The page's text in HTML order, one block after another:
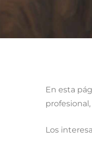
En esta
Los